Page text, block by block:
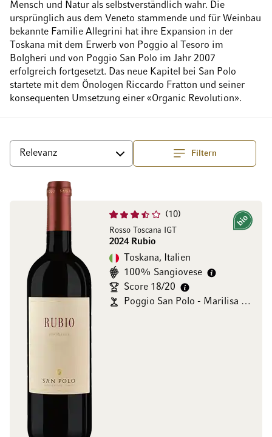
Mensch und Natur als selbstverständlich wahr. Die
ursprünglich aus dem Veneto stammende und für Weinbau
bekannte Familie Allegrini hat ihre Expansion in der
Toskana mit dem Erwerb von Poggio al Tesoro im
Bolgheri und von Poggio San Polo im Jahr 2007
erfolgreich fortgesetzt. Das neue Kapitel bei San Polo
startete mit dem Önologen Riccardo Fratton und seiner
konsequenten Umsetzung einer «Organic Revolution».
Filtern
SortierenTop
10
Rosso Toscana IGT
2024 Rubio
Bio
Toskana, Italien
100% Sangiovese
Score 18/20
Poggio San Polo - Marilisa Allegrini